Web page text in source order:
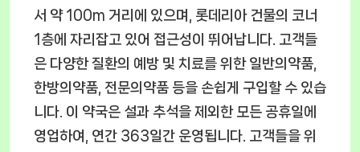
서 약 100m 거리에 있으며, 롯데리아 건물의 코너
1층에 자리잡고 있어 접근성이 뛰어납니다. 고객들
은 다양한 질환의 예방 및 치료를 위한 일반의약품,
한방의약품, 전문의약품 등을 손쉽게 구입할 수 있습
니다. 이 약국은 설과 추석을 제외한 모든 공휴일에
영업하여, 연간 363일간 운영됩니다. 고객들을 위